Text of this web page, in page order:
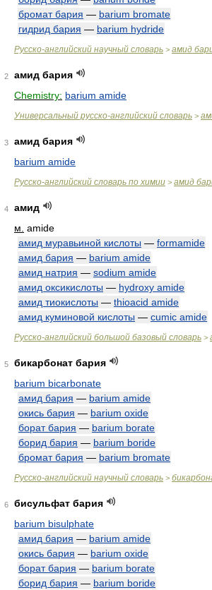
бромат бария — barium bromate
гидрид бария — barium hydride
Русско-английский научный словарь > амид
2
амид бария
Chemistry: barium amide
Универсальный русско-английский словарь >
3
амид бария
barium amide
Русско-английский словарь по химии > амид
4
амид
м. amide
амид муравьиной кислоты — formamide
амид бария — barium amide
амид натрия — sodium amide
амид оксикислоты — hydroxy amide
амид тиокислоты — thioacid amide
амид куминовой кислоты — cumic amide
Русско-английский большой базовый словарь >
5
бикарбонат бария
barium bicarbonate
амид бария — barium amide
окись бария — barium oxide
борат бария — barium borate
борид бария — barium boride
бромат бария — barium bromate
Русско-английский научный словарь >
6
бисульфат бария
barium bisulphate
амид бария — barium amide
окись бария — barium oxide
борат бария — barium borate
борид бария — barium boride